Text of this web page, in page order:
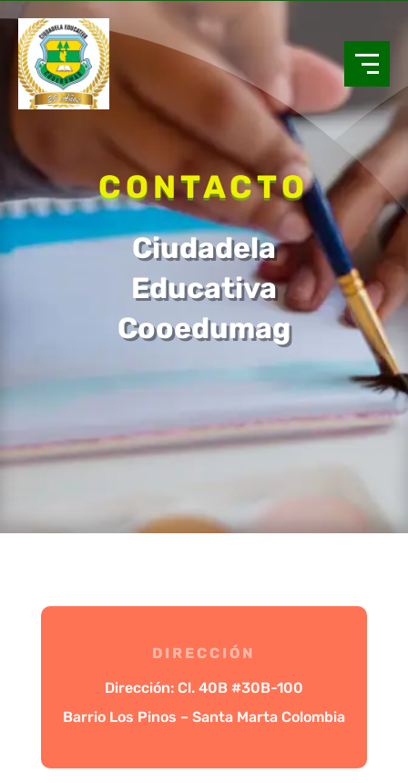
CONTACTO
Ciudadela
Educativa
Cooedumag
DIRECCIÓN
Dirección: Cl. 40B #30B-100
Barrio Los Pinos – Santa Marta Colombia